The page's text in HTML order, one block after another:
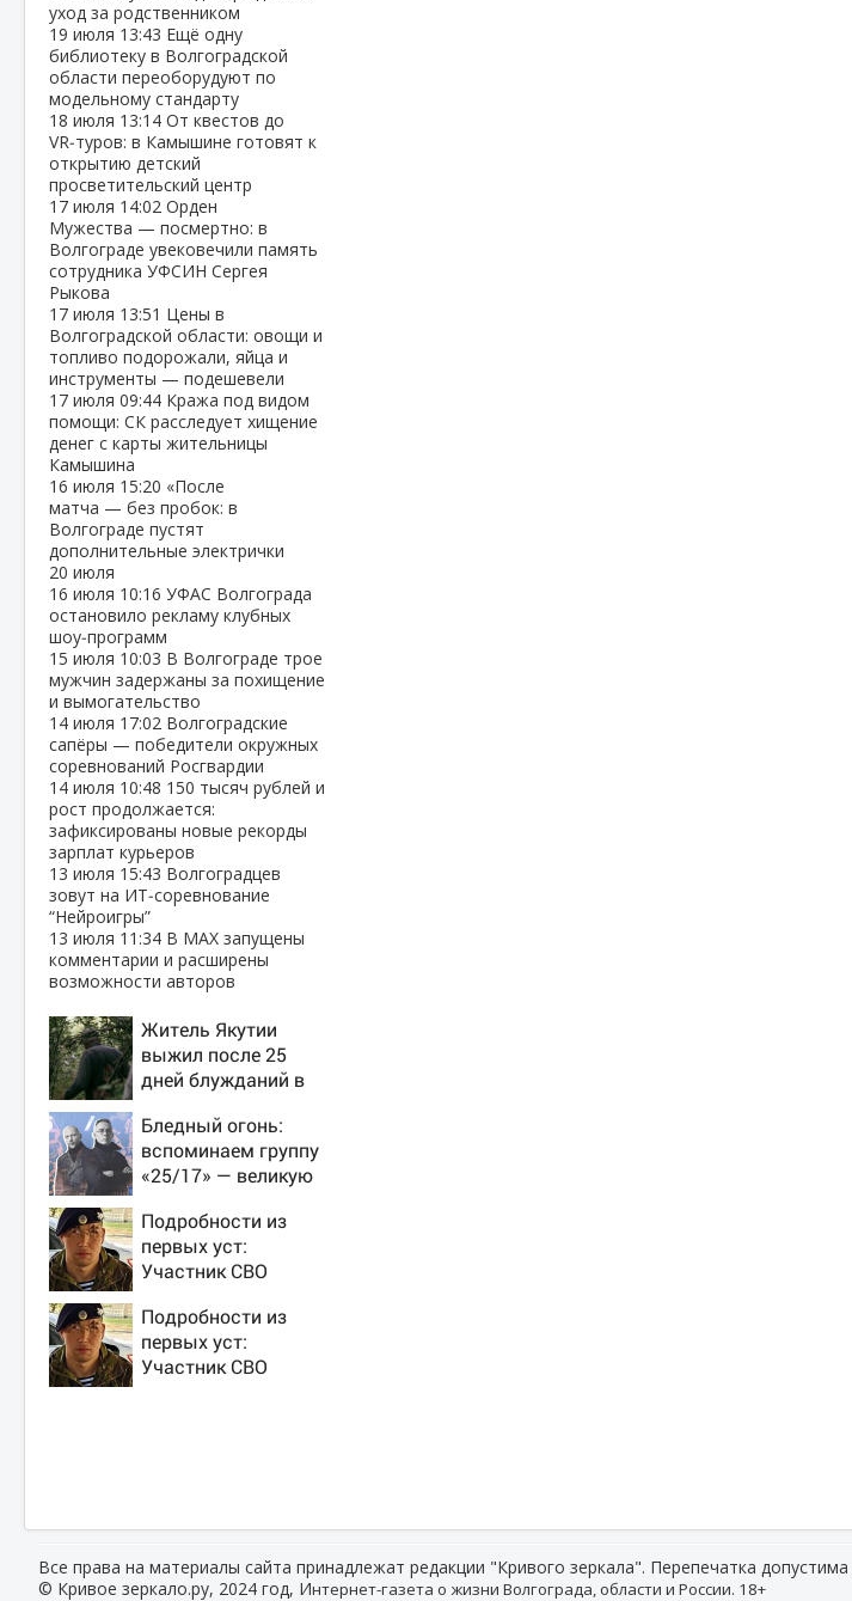
уход за родственником
19 июля 13:43 Ещё одну
библиотеку в Волгоградской
области переоборудуют по
модельному стандарту
18 июля 13:14 От квестов до
VR‑туров: в Камышине готовят к
открытию детский
просветительский центр
17 июля 14:02 Орден
Мужества — посмертно: в
Волгограде увековечили память
сотрудника УФСИН Сергея
Рыкова
17 июля 13:51 Цены в
Волгоградской области: овощи и
топливо подорожали, яйца и
инструменты — подешевели
17 июля 09:44 Кража под видом
помощи: СК расследует хищение
денег с карты жительницы
Камышина
16 июля 15:20 «После
матча — без пробок: в
Волгограде пустят
дополнительные электрички
20 июля
16 июля 10:16 УФАС Волгограда
остановило рекламу клубных
шоу‑программ
15 июля 10:03 В Волгограде трое
мужчин задержаны за похищение
и вымогательство
14 июля 17:02 Волгоградские
сапёры — победители окружных
соревнований Росгвардии
14 июля 10:48 150 тысяч рублей и
рост продолжается:
зафиксированы новые рекорды
зарплат курьеров
13 июля 15:43 Волгоградцев
зовут на ИТ‑соревнование
“Нейроигры”
13 июля 11:34 В МАХ запущены
комментарии и расширены
возможности авторов
Житель Якутии
выжил после 25
дней блужданий в
Бледный огонь:
вспоминаем группу
«25/17» — великую
Подробности из
первых уст:
Участник СВО
спасло его в
схватке с медведем
Подробности из
первых уст:
Участник СВО
Все права на материалы сайта принадлежат редакции "Кривого зеркала". Перепечатка
© Кривое зеркало.ру, 2024 год, Интернет-газета о жизни Волгограда, области и России. 18+